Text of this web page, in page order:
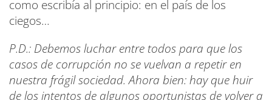
como escribía al principio: en el país de los
ciegos…
P.D.: Debemos luchar entre todos para que los
casos de corrupción no se vuelvan a repetir en
nuestra frágil sociedad. Ahora bien: hay que huir
de los intentos de algunos oportunistas de volver a